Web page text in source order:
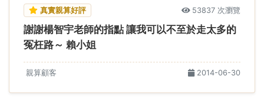
真實親算好評 53837 次瀏覽
謝謝楊智宇老師的指點 讓我可以不至於走太多的
冤枉路～ 賴小姐
親算顧客 2014-06-30